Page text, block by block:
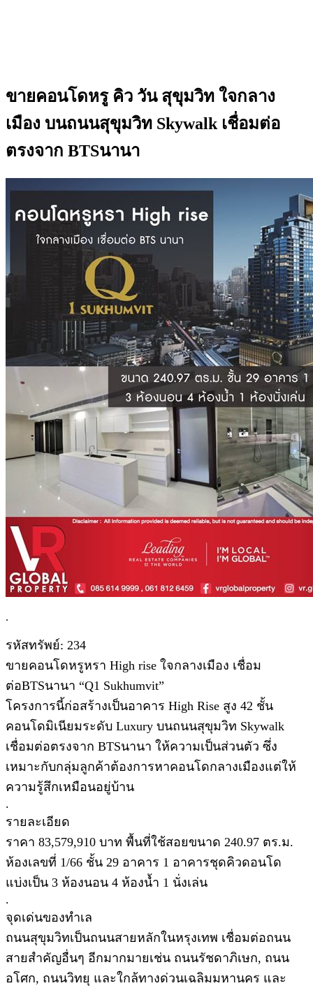
ขายคอนโดหรู คิว วัน สุขุมวิท ใจกลาง
เมือง บนถนนสุขุมวิท Skywalk เชื่อมต่อ
ตรงจาก BTSนานา
.
รหัสทรัพย์: 234
ขายคอนโดหรูหรา High rise ใจกลางเมือง เชื่อม
ต่อBTSนานา “Q1 Sukhumvit”
โครงการนี้ก่อสร้างเป็นอาคาร High Rise สูง 42 ชั้น
คอนโดมิเนียมระดับ Luxury บนถนนสุขุมวิท Skywalk
เชื่อมต่อตรงจาก BTSนานา ให้ความเป็นส่วนตัว ซึ่ง
เหมาะกับกลุ่มลูกค้าต้องการหาคอนโดกลางเมืองแต่ให้
ความรู้สึกเหมือนอยู่บ้าน
.
รายละเอียด
ราคา 83,579,910 บาท พื้นที่ใช้สอยขนาด 240.97 ตร.ม.
ห้องเลขที่ 1/66 ชั้น 29 อาคาร 1 อาคารชุดคิวดอนโด
แบ่งเป็น 3 ห้องนอน 4 ห้องน้ำ 1 นั่งเล่น
.
จุดเด่นของทำเล
ถนนสุขุมวิทเป็นถนนสายหลักในหรุงเทพ เชื่อมต่อถนน
สายสำคัญอื่นๆ อีกมากมายเช่น ถนนรัชดาภิเษก, ถนน
อโศก, ถนนวิทยุ และใกล้ทางด่วนเฉลิมมหานคร และ